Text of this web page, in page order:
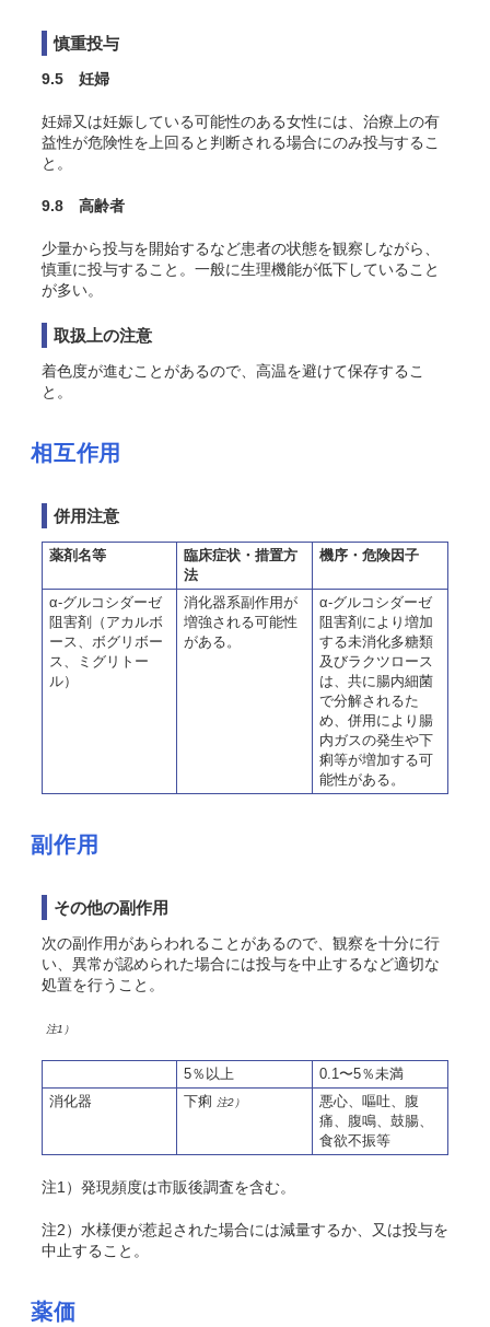
慎重投与
9.5 妊婦
妊婦又は妊娠している可能性のある女性には、治療上の有
益性が危険性を上回ると判断される場合にのみ投与するこ
と。
9.8 高齢者
少量から投与を開始するなど患者の状態を観察しながら、
慎重に投与すること。一般に生理機能が低下していること
が多い。
取扱上の注意
着色度が進むことがあるので、高温を避けて保存するこ
と。
相互作用
併用注意
薬剤名等
臨床症状・措置方
法
機序・危険因子
α-グルコシダーゼ
阻害剤（アカルボ
ース、ボグリボー
ス、ミグリトー
ル）
消化器系副作用が
増強される可能性
がある。
α-グルコシダーゼ
阻害剤により増加
する未消化多糖類
及びラクツロース
は、共に腸内細菌
で分解されるた
め、併用により腸
内ガスの発生や下
痢等が増加する可
能性がある。
副作用
その他の副作用
次の副作用があらわれることがあるので、観察を十分に行
い、異常が認められた場合には投与を中止するなど適切な
処置を行うこと。
注1）
5％以上
0.1〜5％未満
消化器
下痢 注2）
悪心、嘔吐、腹
痛、腹鳴、鼓腸、
食欲不振等
注1）発現頻度は市販後調査を含む。
注2）水様便が惹起された場合には減量するか、又は投与を
中止すること。
薬価